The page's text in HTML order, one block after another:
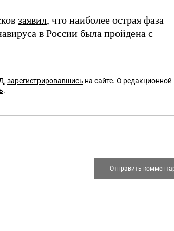
заявил, что наиболее острая фаза
в России была пройдена с
зарегистрировавшись на сайте. О редакционной
.